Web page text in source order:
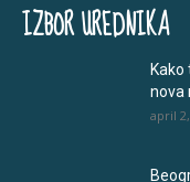
IZBOR UREDNIKA
nova
april